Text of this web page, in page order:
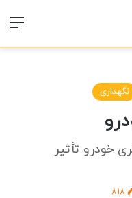
نگهداری
خودرو تأثیر
818